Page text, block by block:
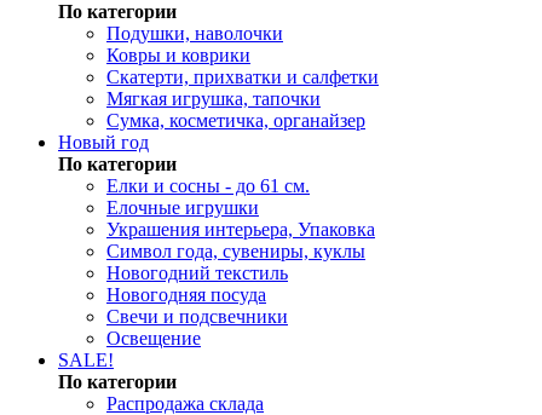
По категории
Подушки, наволочки
Ковры и коврики
Скатерти, прихватки и салфетки
Мягкая игрушка, тапочки
Сумка, косметичка, органайзер
Новый год
По категории
Елки и сосны - до 61 см.
Елочные игрушки
Украшения интерьера, Упаковка
Символ года, сувениры, куклы
Новогодний текстиль
Новогодняя посуда
Свечи и подсвечники
Освещение
SALE!
По категории
Распродажа склада